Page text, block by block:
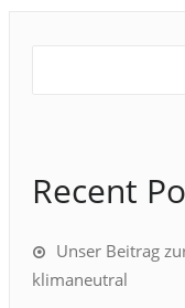
Recent
Unser Beitrag
klimaneutral